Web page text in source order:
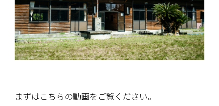
まずはこちらの動画をご覧ください。